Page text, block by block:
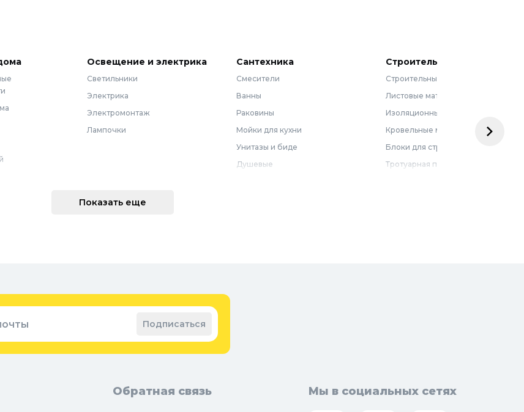
Освещение и электрика
Светильники
Электрика
Электромонтаж
Лампочки
Сантехника
Смесители
Ванны
Раковины
Мойки для кухни
Унитазы и биде
Душевые
Строительные материалы
Строительные смеси
Листовые материалы
Изоляционные материалы
Кровельные материалы
Блоки для строительства
Тротуарная плитка
Показать еще
Подписаться
Обратная связь Мы в социальных сетях